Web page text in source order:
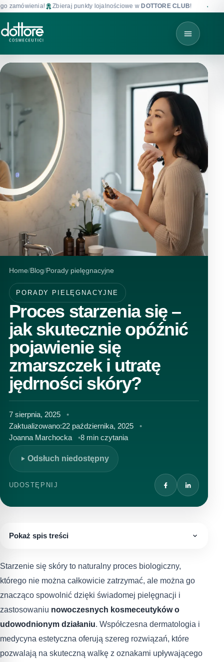
Zbieraj punkty lojalnościowe wDOTTORE CLUB! Darmowa
Home Blog Porady pielęgnacyjne
PORADY PIELĘGNACYJNE
Proces starzenia się –
jak skutecznie opóźnić
pojawienie się
zmarszczek i utratę
jędrności skóry?
7 sierpnia, 2025
Zaktualizowano:22 października, 2025
Joanna Marchocka
8 min czytania
Odsłuch niedostępny
UDOSTĘPNIJ
Pokaż spis treści
Starzenie się skóry to naturalny proces biologiczny,
którego nie można całkowicie zatrzymać, ale można go
znacząco spowolnić dzięki świadomej pielęgnacji i
zastosowaniu nowoczesnych kosmeceutyków o
udowodnionym działaniu. Współczesna dermatologia i
medycyna estetyczna oferują szereg rozwiązań, które
pozwalają na skuteczną walkę z oznakami upływającego